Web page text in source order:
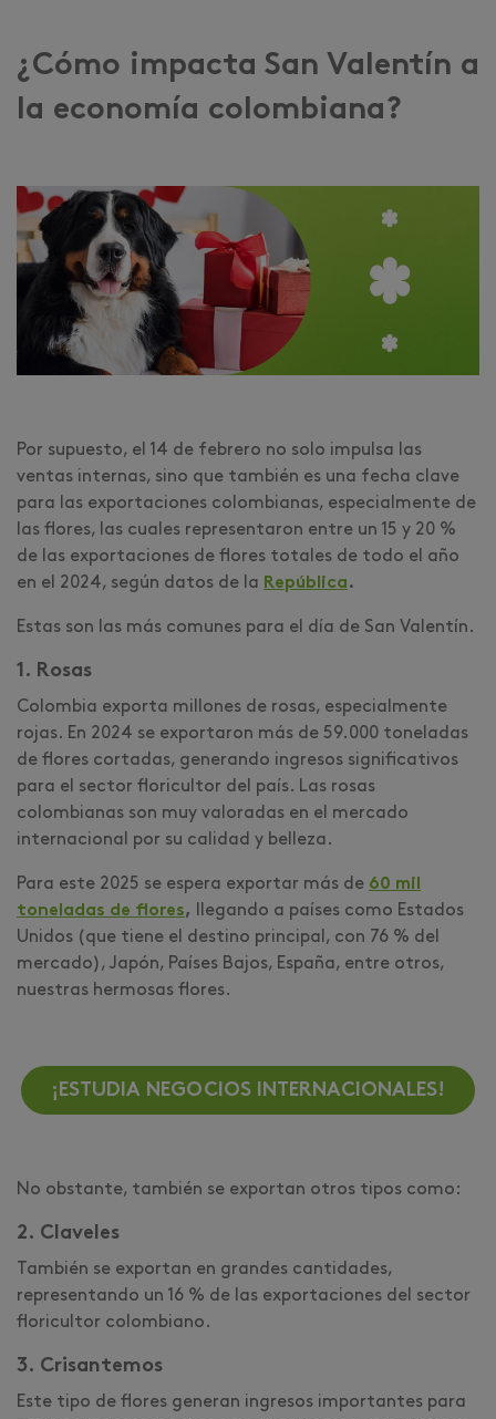
¿Cómo impacta San Valentín a
la economía colombiana?
Por supuesto, el 14 de febrero no solo impulsa las
ventas internas, sino que también es una fecha clave
para las exportaciones colombianas, especialmente de
las flores, las cuales representaron entre un 15 y 20 %
de las exportaciones de flores totales de todo el año
en el 2024, según datos de la República.
Estas son las más comunes para el día de San Valentín.
1. Rosas
Colombia exporta millones de rosas, especialmente
rojas. En 2024 se exportaron más de 59.000 toneladas
de flores cortadas, generando ingresos significativos
para el sector floricultor del país. Las rosas
colombianas son muy valoradas en el mercado
internacional por su calidad y belleza.
Para este 2025 se espera exportar más de 60 mil
toneladas de flores, llegando a países como Estados
Unidos (que tiene el destino principal, con 76 % del
mercado), Japón, Países Bajos, España, entre otros,
nuestras hermosas flores.
¡ESTUDIA NEGOCIOS INTERNACIONALES!
No obstante, también se exportan otros tipos como:
2. Claveles
También se exportan en grandes cantidades,
representando un 16 % de las exportaciones del sector
floricultor colombiano.
3. Crisantemos
Este tipo de flores generan ingresos importantes para